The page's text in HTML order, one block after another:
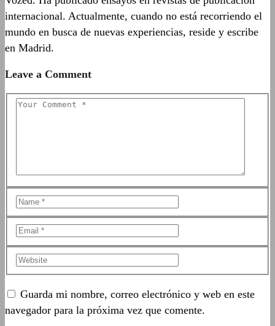
internacional. Actualmente, cuando no está recorriendo el
mundo en busca de nuevas experiencias, reside y escribe
en Madrid.
Leave a Comment
Guarda mi nombre, correo electrónico y web en este
navegador para la próxima vez que comente.